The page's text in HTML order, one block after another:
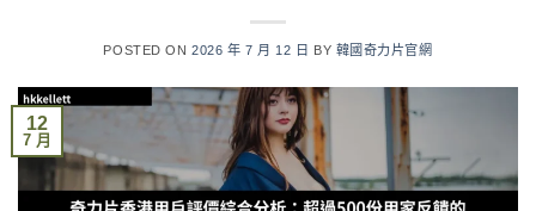
POSTED ON2026 年 7 月 12 日 BY 韓國奇力片官網
12
7 月